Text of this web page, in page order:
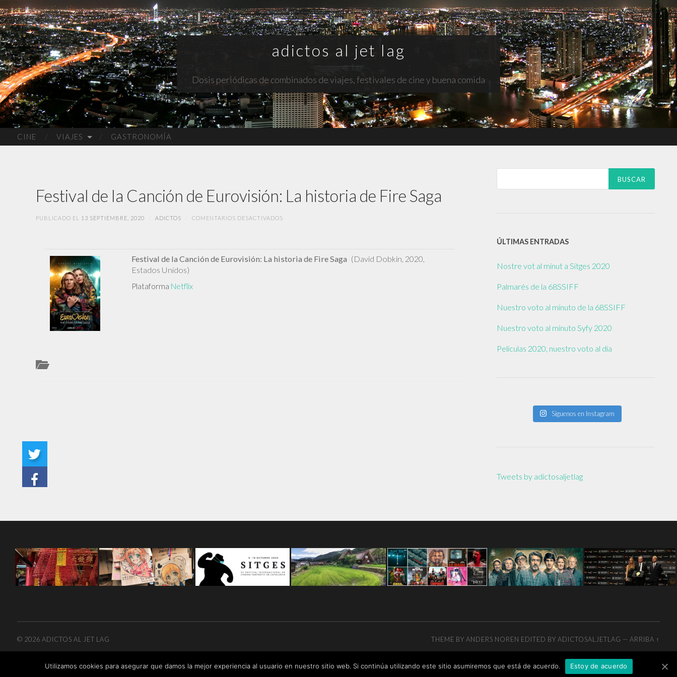
adictos al jet lag
Dosis periódicas de combinados de viajes, festivales de cine y buena comida
CINE VIAJES GASTRONOMÍA
Festival de la Canción de Eurovisión: La historia de Fire Saga
PUBLICADO EL 13 SEPTIEMBRE, 2020 ADICTOS COMENTARIOS DESACTIVADOSEN
EUROVISIÓN:
LA
Festival de la Canción de Eurovisión: La historia de Fire Saga (David Dobkin, 2020,
Estados Unidos)
Plataforma Netflix
ÚLTIMAS ENTRADAS
Nostre vot al minut a Sitges 2020
Palmarés de la 68SSIFF
Nuestro voto al minuto de la 68SSIFF
Nuestro voto al minuto Syfy 2020
Películas 2020, nuestro voto al día
Síguenos en Instagram
Tweets by adictosaljetlag
© 2026 ADICTOS AL JET LAG THEME BYANDERS NOREN EDITED BY ADICTOSALJETLAG —ARRIBA ↑
Utilizamos cookies para asegurar que damos la mejor experiencia al usuario en nuestro sitio web. Si continúa utilizando este sitio asumiremos que está de acuerdo. Estoy de acuerdo